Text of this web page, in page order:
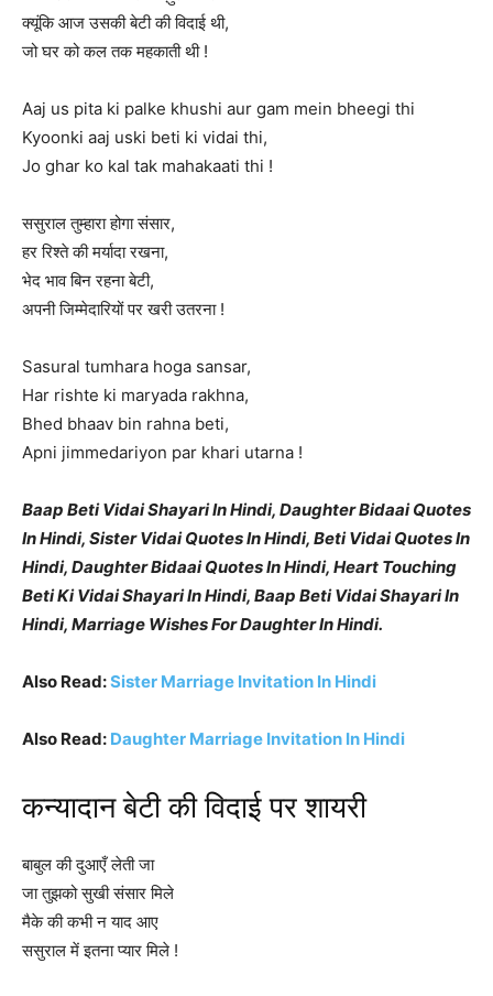
क्यूंकि आज उसकी बेटी की विदाई थी,
जो घर को कल तक महकाती थी !
Aaj us pita ki palke khushi aur gam mein bheegi thi
Kyoonki aaj uski beti ki vidai thi,
Jo ghar ko kal tak mahakaati thi !
ससुराल तुम्हारा होगा संसार,
हर रिश्ते की मर्यादा रखना,
भेद भाव बिन रहना बेटी,
अपनी जिम्मेदारियों पर खरी उतरना !
Sasural tumhara hoga sansar,
Har rishte ki maryada rakhna,
Bhed bhaav bin rahna beti,
Apni jimmedariyon par khari utarna !
Baap Beti Vidai Shayari In Hindi, Daughter Bidaai Quotes
In Hindi, Sister Vidai Quotes In Hindi, Beti Vidai Quotes In
Hindi, Daughter Bidaai Quotes In Hindi, Heart Touching
Beti Ki Vidai Shayari In Hindi, Baap Beti Vidai Shayari In
Hindi, Marriage Wishes For Daughter In Hindi.
Also Read:Sister Marriage Invitation In Hindi
Also Read: Daughter Marriage Invitation In Hindi
कन्यादान बेटी की विदाई पर शायरी
बाबुल की दुआएँ लेती जा
जा तुझको सुखी संसार मिले
मैके की कभी न याद आए
ससुराल में इतना प्यार मिले !